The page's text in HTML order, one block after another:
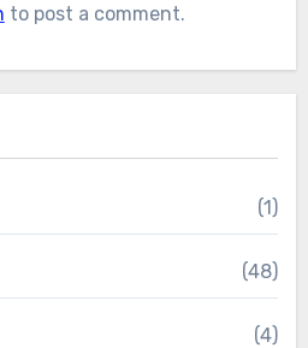
to post a comment.
(1)
(48)
(4)